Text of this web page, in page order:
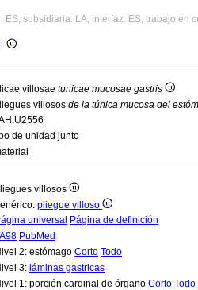
subsidiaria: LA, interfaz: ES, trabajo en
villosae tunicae mucosae gastris
villosos de la túnica mucosa del
de unidad junto
villosos
pliegue villoso
universal Página de definición
PubMed
2: estómago Corto Todo
3: láminas gastricas
1: porción cardinal de órgano Corto Todo